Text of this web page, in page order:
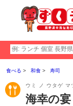
食べる 和食 寿司
ウミ ノ ウタゲ マ
海幸の